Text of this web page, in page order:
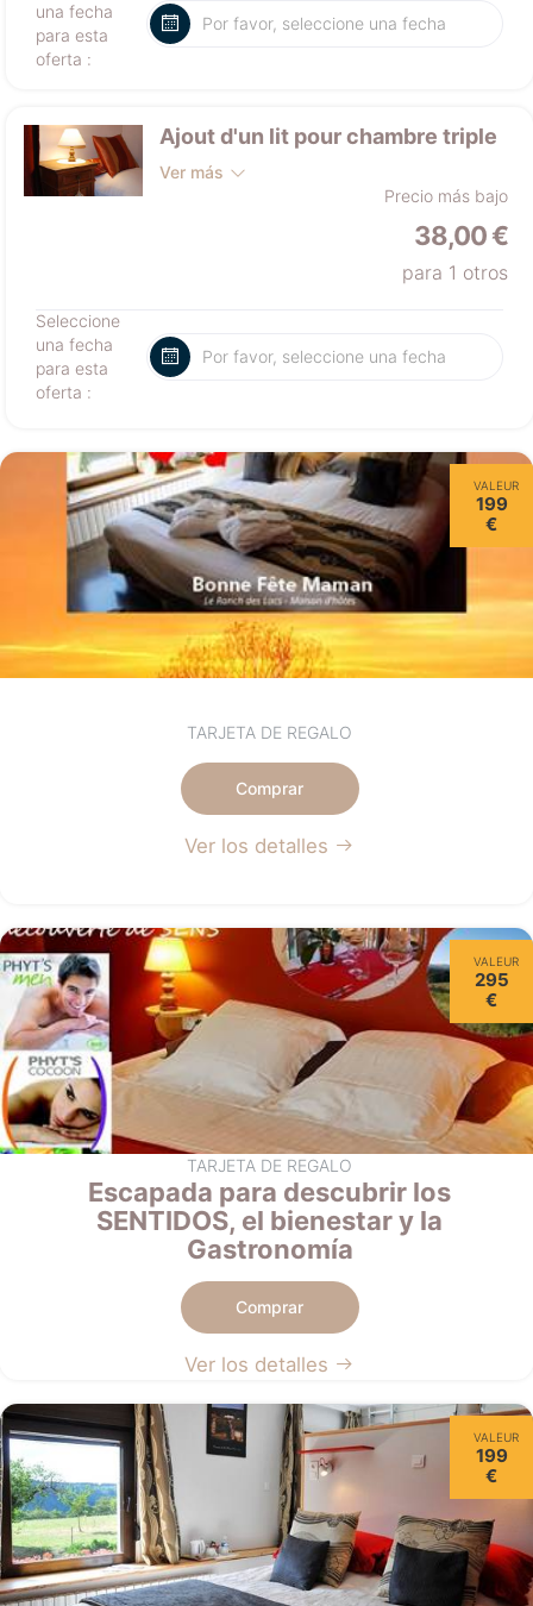
una fecha
para esta
oferta :
Ajout d'un lit pour chambre triple
Ver más
Precio más bajo
38,00 €
para 1 otros
Seleccione
una fecha
para esta
oferta :
VALEUR
199
€
TARJETA DE REGALO
Comprar
Ver los detalles
VALEUR
295
€
TARJETA DE REGALO
Escapada para descubrir los
SENTIDOS, el bienestar y la
Gastronomía
Comprar
Ver los detalles
VALEUR
199
€